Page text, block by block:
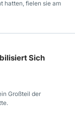
hatten, fielen sie am
Sich
Großteil der